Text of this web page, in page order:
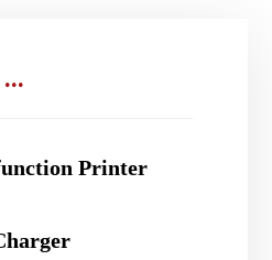
Printer